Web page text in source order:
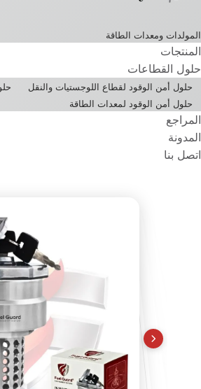
المولدات ومعدات الطاقة
المنتجات
حلول القطاعات
حلول أمن الوقود لقطاع اللوجستيات والنقل
حلول أمن الوقود لمعدات الطاقة
المراجع
المدونة
اتصل بنا